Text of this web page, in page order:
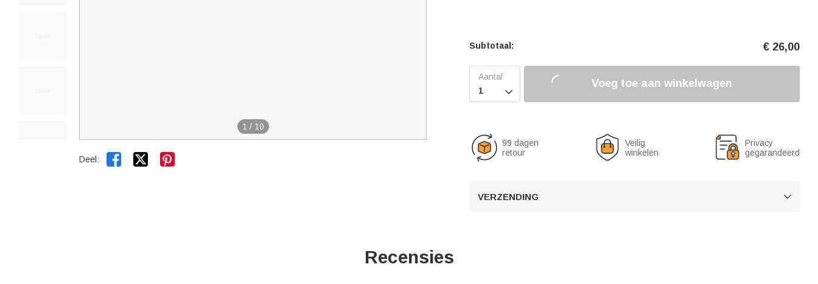
1 / 10
Deel:  
Subtotaal: € 26,00

Voeg toe aan winkelwagen
99 dagen
retour
Veilig
winkelen
Privacy
gegarandeerd
VERZENDING 
Recensies